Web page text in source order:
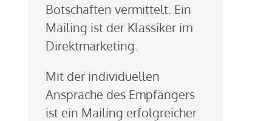
Botschaften vermittelt. Ein
Mailing ist der Klassiker im
Direktmarketing.
Mit der individuellen
Ansprache des Empfängers
ist ein Mailing erfolgreicher